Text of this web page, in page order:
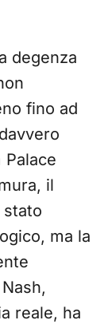
degenza
fino ad
il
stato
ma la
reale, ha